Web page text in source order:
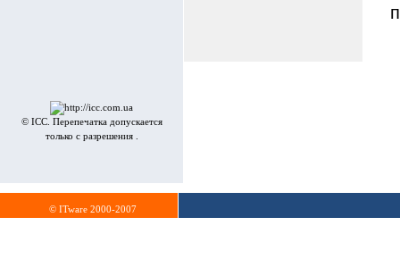
© ICC. Перепечатка допускается
только с разрешения .
© ITware 2000-2007